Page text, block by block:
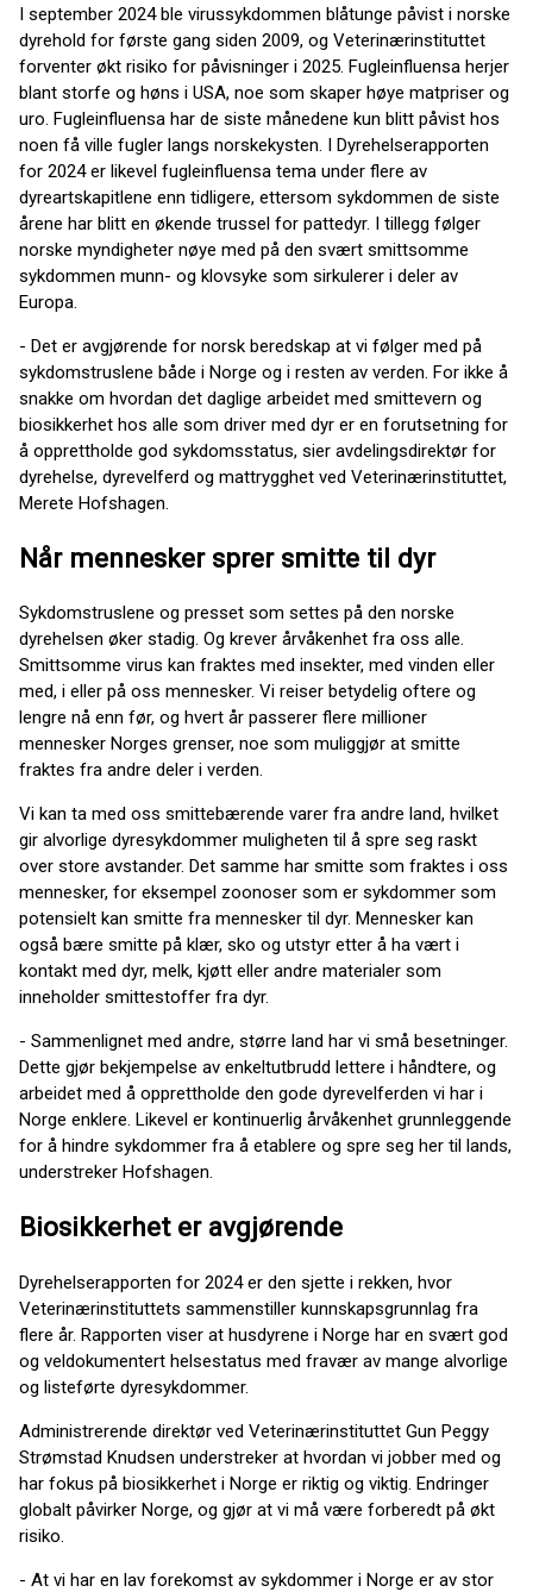
I september 2024 ble virussykdommen blåtunge påvist i norske
dyrehold for første gang siden 2009, og Veterinærinstituttet
forventer økt risiko for påvisninger i 2025. Fugleinfluensa herjer
blant storfe og høns i USA, noe som skaper høye matpriser og
uro. Fugleinfluensa har de siste månedene kun blitt påvist hos
noen få ville fugler langs norskekysten. I Dyrehelserapporten
for 2024 er likevel fugleinfluensa tema under flere av
dyreartskapitlene enn tidligere, ettersom sykdommen de siste
årene har blitt en økende trussel for pattedyr. I tillegg følger
norske myndigheter nøye med på den svært smittsomme
sykdommen munn- og klovsyke som sirkulerer i deler av
Europa.
- Det er avgjørende for norsk beredskap at vi følger med på
sykdomstruslene både i Norge og i resten av verden. For ikke å
snakke om hvordan det daglige arbeidet med smittevern og
biosikkerhet hos alle som driver med dyr er en forutsetning for
å opprettholde god sykdomsstatus, sier avdelingsdirektør for
dyrehelse, dyrevelferd og mattrygghet ved Veterinærinstituttet,
Merete Hofshagen.
Når mennesker sprer smitte til dyr
Sykdomstruslene og presset som settes på den norske
dyrehelsen øker stadig. Og krever årvåkenhet fra oss alle.
Smittsomme virus kan fraktes med insekter, med vinden eller
med, i eller på oss mennesker. Vi reiser betydelig oftere og
lengre nå enn før, og hvert år passerer flere millioner
mennesker Norges grenser, noe som muliggjør at smitte
fraktes fra andre deler i verden.
Vi kan ta med oss smittebærende varer fra andre land, hvilket
gir alvorlige dyresykdommer muligheten til å spre seg raskt
over store avstander. Det samme har smitte som fraktes i oss
mennesker, for eksempel zoonoser som er sykdommer som
potensielt kan smitte fra mennesker til dyr. Mennesker kan
også bære smitte på klær, sko og utstyr etter å ha vært i
kontakt med dyr, melk, kjøtt eller andre materialer som
inneholder smittestoffer fra dyr.
- Sammenlignet med andre, større land har vi små besetninger.
Dette gjør bekjempelse av enkeltutbrudd lettere i håndtere, og
arbeidet med å opprettholde den gode dyrevelferden vi har i
Norge enklere. Likevel er kontinuerlig årvåkenhet grunnleggende
for å hindre sykdommer fra å etablere og spre seg her til lands,
understreker Hofshagen.
Biosikkerhet er avgjørende
Dyrehelserapporten for 2024 er den sjette i rekken, hvor
Veterinærinstituttets sammenstiller kunnskapsgrunnlag fra
flere år. Rapporten viser at husdyrene i Norge har en svært god
og veldokumentert helsestatus med fravær av mange alvorlige
og listeførte dyresykdommer.
Administrerende direktør ved Veterinærinstituttet Gun Peggy
Strømstad Knudsen understreker at hvordan vi jobber med og
har fokus på biosikkerhet i Norge er riktig og viktig. Endringer
globalt påvirker Norge, og gjør at vi må være forberedt på økt
risiko.
- At vi har en lav forekomst av sykdommer i Norge er av stor